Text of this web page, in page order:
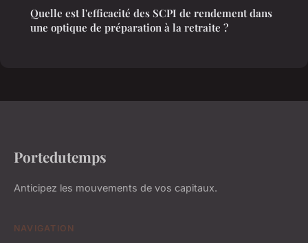
Quelle est l'efficacité des SCPI de rendement dans
une optique de préparation à la retraite ?
Portedutemps
Anticipez les mouvements de vos capitaux.
NAVIGATION